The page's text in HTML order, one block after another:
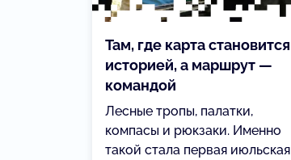
Там, где карта становится
историей, а маршрут —
командой
Лесные тропы, палатки,
компасы и рюкзаки. Именно
такой стала первая июльская